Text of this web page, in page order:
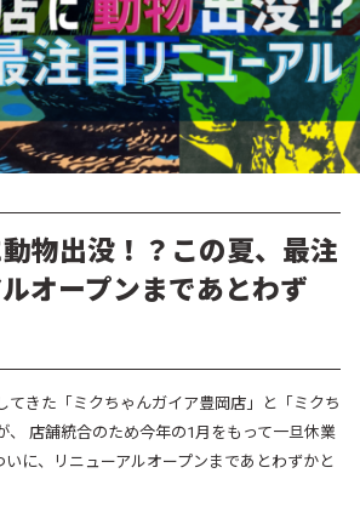
物出没！？この夏、最注
オープンまであとわず
てきた「ミクちゃんガイア豊岡店」と「ミクち
、 店舗統合のため今年の1月をもって一旦休業
いに、リニューアルオープンまであとわずかと